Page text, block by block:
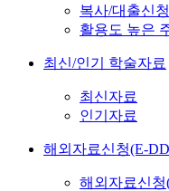
복사/대출신
활용도 높은
최신/인기 학술자료
최신자료
인기자료
해외자료신청(E-
해외자료신청